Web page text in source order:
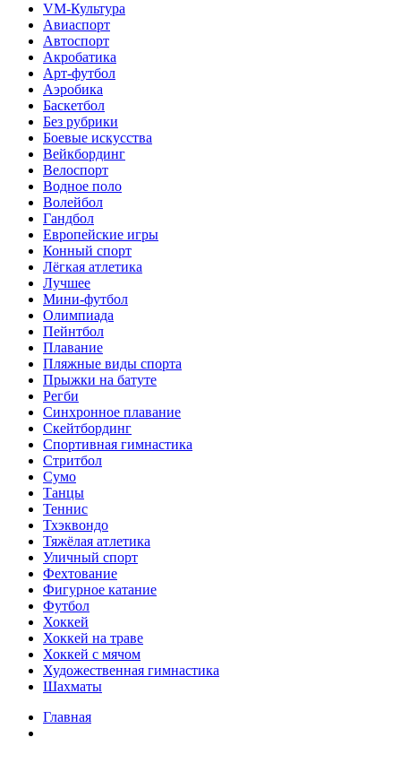
VM-Культура
Авиаспорт
Автоспорт
Акробатика
Арт-футбол
Аэробика
Баскетбол
Без рубрики
Боевые искусства
Вейкбординг
Велоспорт
Водное поло
Волейбол
Гандбол
Европейские игры
Конный спорт
Лёгкая атлетика
Лучшее
Мини-футбол
Олимпиада
Пейнтбол
Плавание
Пляжные виды спорта
Прыжки на батуте
Регби
Синхронное плавание
Скейтбординг
Спортивная гимнастика
Стритбол
Сумо
Танцы
Теннис
Тхэквондо
Тяжёлая атлетика
Уличный спорт
Фехтование
Фигурное катание
Футбол
Хоккей
Хоккей на траве
Хоккей с мячом
Художественная гимнастика
Шахматы
Главная